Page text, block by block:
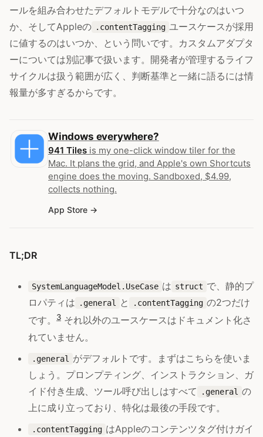
ールを組み合わせたデフォルトモデルで十分なのはいつ
か、そしてAppleの .contentTagging ユースケースが採用
に値するのはいつか、という問いです。カスタムアダプタ
ーについては別記事で扱います。開発者が管理するライフ
サイクルは扱う範囲が広く、判断基準と一緒に語るには情
報量が多すぎるからです。
Windows everywhere?
941 Tiles is my one-click window tiler for the
Mac. It plans the grid, and Apple's own Shortcuts
engine does the moving. Sandboxed, $4.99,
collects nothing.
App Store
TL;DR
SystemLanguageModel.UseCase は struct で、静的プ
ロパティは
.general と .contentTagging の2つだけ
です。
3 それ以外のユースケースはドキュメント化さ
れていません。
.general
がデフォルトです。まずはこちらを使いま
しょう。プロンプティング、インストラクション、ガ
イド付き生成、ツール呼び出しはすべて
.general の
上に成り立っており、特化は最後の手段です。
.contentTagging はAppleのコンテンツタグ付けガイ